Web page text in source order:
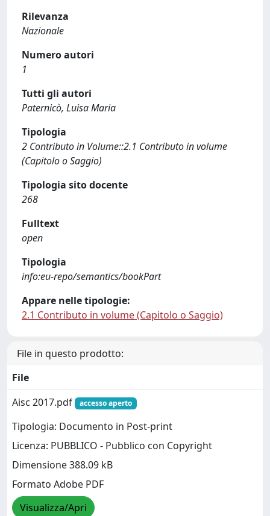
Rilevanza
Nazionale
Numero autori
1
Tutti gli autori
Paternicò, Luisa Maria
Tipologia
2 Contributo in Volume::2.1 Contributo in volume
(Capitolo o Saggio)
Tipologia sito docente
268
Fulltext
open
Tipologia
info:eu-repo/semantics/bookPart
Appare nelle tipologie:
2.1 Contributo in volume (Capitolo o Saggio)
File in questo prodotto:
File
Aisc 2017.pdf
accesso aperto
Tipologia: Documento in Post-print
Licenza: PUBBLICO - Pubblico con Copyright
Dimensione 388.09 kB
Formato Adobe PDF
Visualizza/Apri